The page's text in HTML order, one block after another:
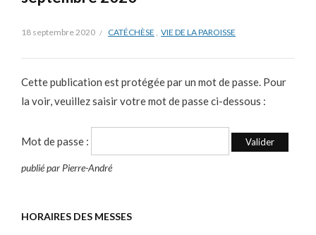
18 septembre 2020 CATÉCHÈSE , VIE DE LA PAROISSE
Cette publication est protégée par un mot de passe. Pour
la voir, veuillez saisir votre mot de passe ci-dessous :
Mot de passe :
publié par Pierre-André
HORAIRES DES MESSES